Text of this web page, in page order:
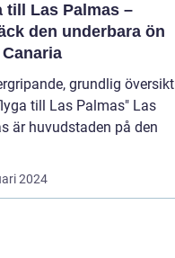
till Las Palmas –
den underbara ön
grundlig översikt
till Las Palmas" Las
är huvudstaden på den
2024